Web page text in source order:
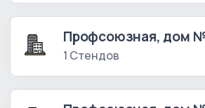
Профсоюзная, дом №
1 Стендов